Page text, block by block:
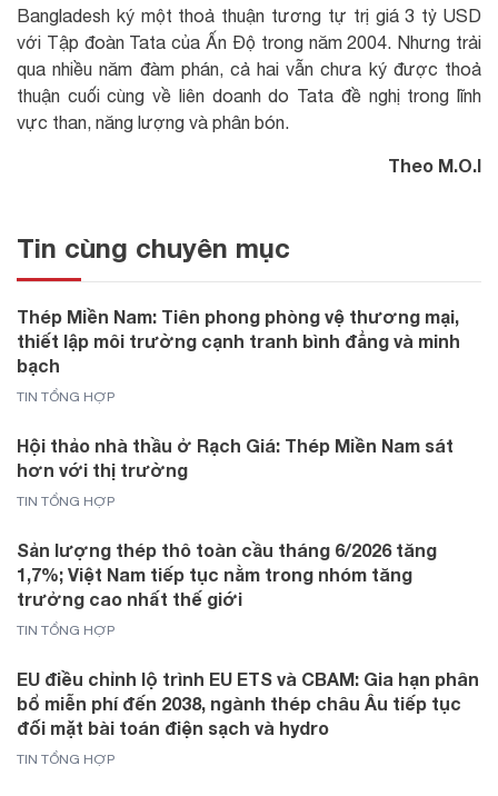
Bangladesh ký một thoả thuận tương tự trị giá 3 tỷ USD
với Tập đoàn Tata của Ấn Độ trong năm 2004. Nhưng trải
qua nhiều năm đàm phán, cả hai vẫn chưa ký được thoả
thuận cuối cùng về liên doanh do Tata đề nghị trong lĩnh
vực than, năng lượng và phân bón.
Theo M.O.I
Tin cùng chuyên mục
Thép Miền Nam: Tiên phong phòng vệ thương mại,
thiết lập môi trường cạnh tranh bình đẳng và minh
bạch
TIN TỔNG HỢP
Hội thảo nhà thầu ở Rạch Giá: Thép Miền Nam sát
hơn với thị trường
TIN TỔNG HỢP
Sản lượng thép thô toàn cầu tháng 6/2026 tăng
1,7%; Việt Nam tiếp tục nằm trong nhóm tăng
trưởng cao nhất thế giới
TIN TỔNG HỢP
EU điều chỉnh lộ trình EU ETS và CBAM: Gia hạn phân
bổ miễn phí đến 2038, ngành thép châu Âu tiếp tục
đối mặt bài toán điện sạch và hydro
TIN TỔNG HỢP